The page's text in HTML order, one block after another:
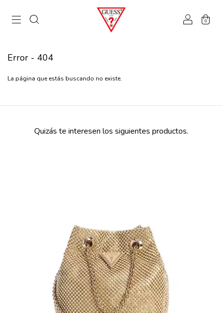
0
Error - 404
La página que estás buscando no existe.
Quizás te interesen los siguientes productos.